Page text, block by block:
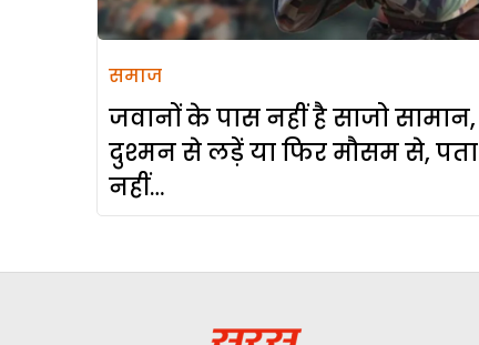
समाज
जवानों के पास नहीं है साजो सामान,
दुश्मन से लड़ें या फिर मौसम से, पता
नहीं…